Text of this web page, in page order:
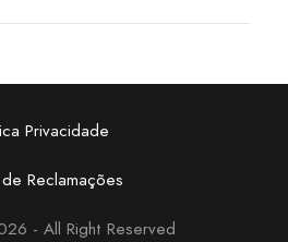
Privacidade
Reclamações
- All Right Reserved